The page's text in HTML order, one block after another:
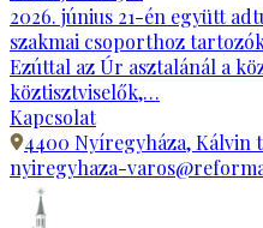
2026. június 21-én együtt
szakmai csoporthoz
Ezúttal az Úr asztalánál a
köztisztviselők,…
Kapcsolat
4400 Nyíregyháza, Kálvin
nyiregyhaza-